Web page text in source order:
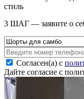
стиль
3 ШАГ — заявите о
Согласен(а) с
Дайте согласие с